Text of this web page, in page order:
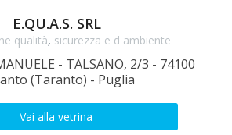
E.QU.A.S. SRL
qualità, sicurezza e d ambiente
- TALSANO, 2/3 - 74100
(Taranto) - Puglia
Vai alla vetrina